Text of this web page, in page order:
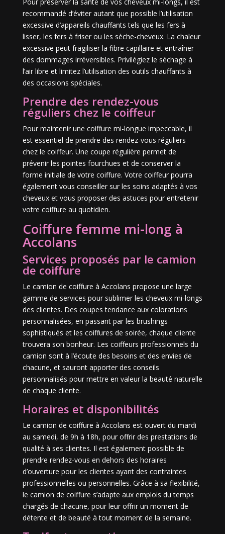
recommandé d’éviter autant que possible l’utilisation
excessive d’appareils chauffants tels que les fers à
lisser, les fers à friser ou les sèche-cheveux. La chaleur
excessive peut fragiliser la fibre capillaire et entraîner
des dommages irréversibles. Privilégiez le séchage à
l’air libre et limitez l’utilisation des outils chauffants à
des occasions spéciales.
Prendre des rendez-vous
réguliers chez le coiffeur
Pour maintenir une coiffure mi-longue impeccable, il
est essentiel de prendre des rendez-vous réguliers
chez le coiffeur. Une coupe régulière permet de
prévenir les pointes fourchues et de conserver la
forme initiale de votre coiffure. Votre coiffeur pourra
également vous conseiller sur les soins adaptés à vos
cheveux et vous proposer des astuces pour entretenir
votre coiffure au quotidien.
Coiffure femme mi-long à
Accolans
Services proposés par le camion
de coiffure
Le camion de coiffure à Accolans propose une large
gamme de services pour sublimer les cheveux mi-longs
des clientes. Des coupes tendance aux colorations
personnalisées, en passant par les brushings
sophistiqués et les coiffures de soirée, chaque cliente
trouvera son bonheur. Les coiffeurs professionnels du
camion sont à l’écoute des besoins et des envies de
chacune, et sauront apporter des conseils
personnalisés pour mettre en valeur la beauté naturelle
de chaque cliente.
Horaires et disponibilités
Le camion de coiffure à Accolans est ouvert du mardi
au samedi, de 9h à 18h, pour offrir des prestations de
qualité à ses clientes. Il est également possible de
prendre rendez-vous en dehors des horaires
d’ouverture pour les clientes ayant des contraintes
professionnelles ou personnelles. Grâce à sa flexibilité,
le camion de coiffure s’adapte aux emplois du temps
chargés de chacune, pour leur offrir un moment de
détente et de beauté à tout moment de la semaine.